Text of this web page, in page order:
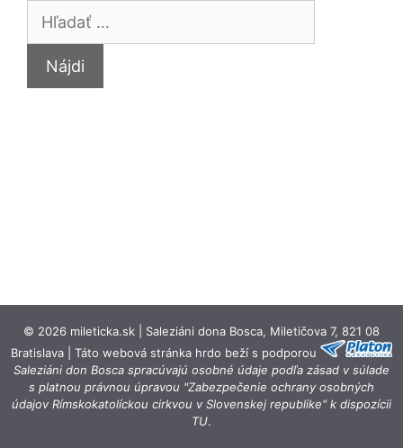
Hľadať:
© 2026 mileticka.sk | Saleziáni dona Bosca, Miletičova 7, 821 08
Bratislava | Táto webová stránka hrdo beží s podporou
Saleziáni don Bosca spracúvajú osobné údaje podľa zásad v súlade
s platnou právnou úpravou "Zabezpečenie ochrany osobných
údajov Rímskokatolíckou cirkvou v Slovenskej republike" k dispozícii
TU.